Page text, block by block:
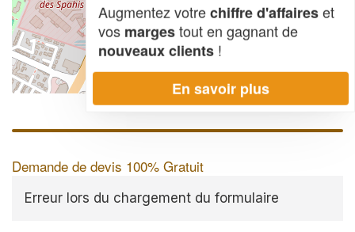
| Map data ©OpenStreetMap contributors,
Demande de devis 100% Gratuit
Erreur lors du chargement du formulaire
Augmentez votrechiffre d'affaireset
vos margestout en gagnant de
nouveaux clients !
En savoir plus